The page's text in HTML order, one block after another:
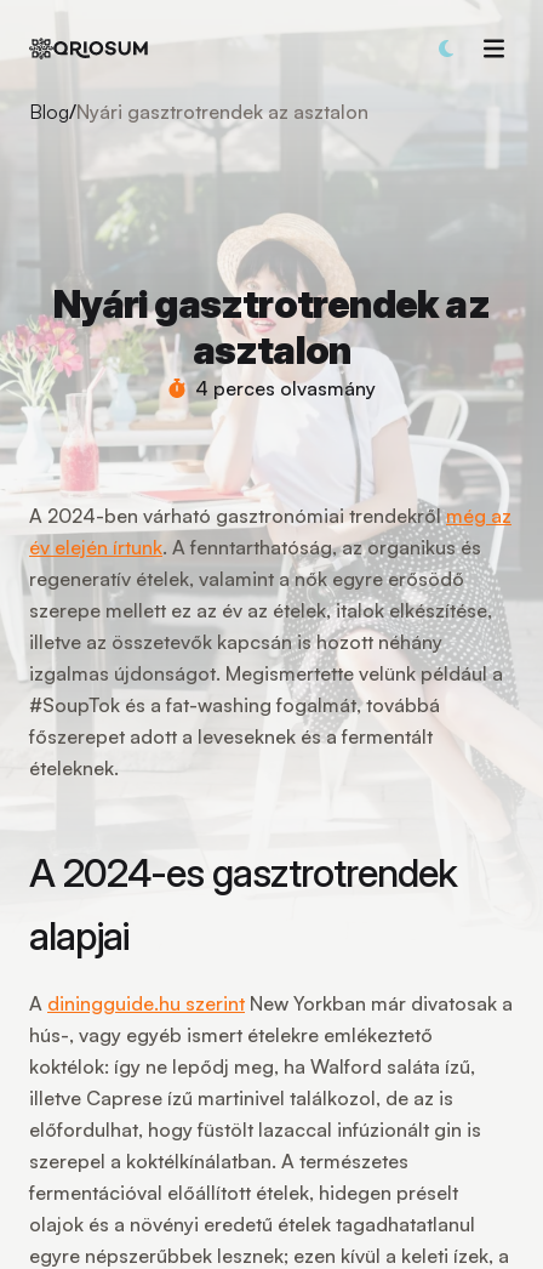
Blog/Nyári gasztrotrendek az asztalon
Nyári gasztrotrendek az
asztalon
4 perces olvasmány
A 2024-ben várható gasztronómiai trendekrőlmég az
év elején írtunk. A fenntarthatóság, az organikus és
regeneratív ételek, valamint a nők egyre erősödő
szerepe mellett ez az év az ételek, italok elkészítése,
illetve az összetevők kapcsán is hozott néhány
izgalmas újdonságot. Megismertette velünk például a
#SoupTok és a fat-washing fogalmát, továbbá
főszerepet adott a leveseknek és a fermentált
ételeknek.
A 2024-es gasztrotrendek
alapjai
A diningguide.hu szerint New Yorkban már divatosak a
hús-, vagy egyéb ismert ételekre emlékeztető
koktélok: így ne lepődj meg, ha Walford saláta ízű,
illetve Caprese ízű martinivel találkozol, de az is
előfordulhat, hogy füstölt lazaccal infúzionált gin is
szerepel a koktélkínálatban. A természetes
fermentációval előállított ételek, hidegen préselt
olajok és a növényi eredetű ételek tagadhatatlanul
egyre népszerűbbek lesznek; ezen kívül a keleti ízek, a